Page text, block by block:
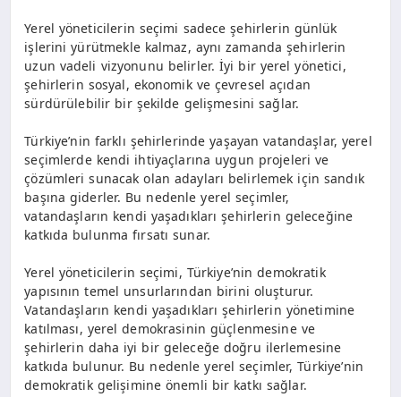
Yerel yöneticilerin seçimi sadece şehirlerin günlük
işlerini yürütmekle kalmaz, aynı zamanda şehirlerin
uzun vadeli vizyonunu belirler. İyi bir yerel yönetici,
şehirlerin sosyal, ekonomik ve çevresel açıdan
sürdürülebilir bir şekilde gelişmesini sağlar.
Türkiye’nin farklı şehirlerinde yaşayan vatandaşlar, yerel
seçimlerde kendi ihtiyaçlarına uygun projeleri ve
çözümleri sunacak olan adayları belirlemek için sandık
başına giderler. Bu nedenle yerel seçimler,
vatandaşların kendi yaşadıkları şehirlerin geleceğine
katkıda bulunma fırsatı sunar.
Yerel yöneticilerin seçimi, Türkiye’nin demokratik
yapısının temel unsurlarından birini oluşturur.
Vatandaşların kendi yaşadıkları şehirlerin yönetimine
katılması, yerel demokrasinin güçlenmesine ve
şehirlerin daha iyi bir geleceğe doğru ilerlemesine
katkıda bulunur. Bu nedenle yerel seçimler, Türkiye’nin
demokratik gelişimine önemli bir katkı sağlar.